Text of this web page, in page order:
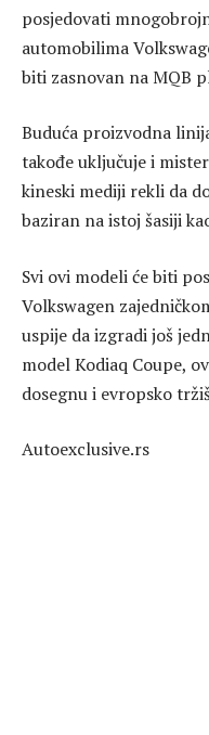
posjedovati
automobilima
biti zasnovan na MQB
Buduća proizvodna
takođe uključuje i
kineski mediji rekli da
baziran na istoj šasiji
Svi ovi modeli će biti
Volkswagen
uspije da izgradi još
model Kodiaq Coupe,
dosegnu i evropsko
Autoexclusive.rs